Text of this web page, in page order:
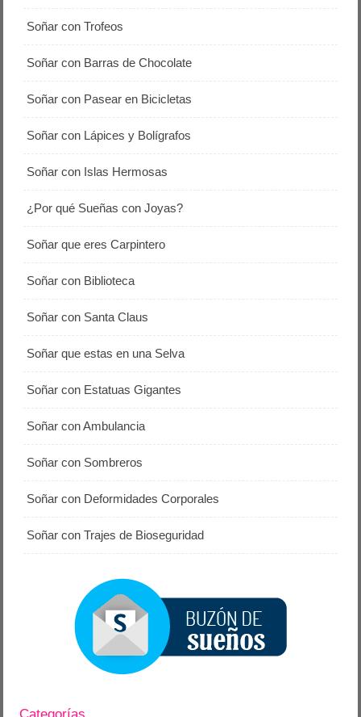
Soñar con Trofeos
Soñar con Barras de Chocolate
Soñar con Pasear en Bicicletas
Soñar con Lápices y Bolígrafos
Soñar con Islas Hermosas
¿Por qué Sueñas con Joyas?
Soñar que eres Carpintero
Soñar con Biblioteca
Soñar con Santa Claus
Soñar que estas en una Selva
Soñar con Estatuas Gigantes
Soñar con Ambulancia
Soñar con Sombreros
Soñar con Deformidades Corporales
Soñar con Trajes de Bioseguridad